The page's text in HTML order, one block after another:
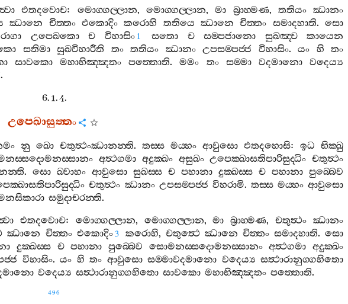
එතදවොච: මොග‍්ගල‍්ලාන,මොග‍්ගල‍්ලාන,මා බ්‍රාහ‍්මණ, තතියං ඣානං
ඣානෙ චිත‍්තං එකොදිං කරොහි තතියෙ ඣානෙ චිත‍්තං සමාදහාති.සො
උපෙඛකො ච විහාසිං 1 සතො ච සම‍්පජානො සුඛඤ‍්ච
කායෙන
සතිමා සුඛවිහාරීති තං තතියං ඣානං උපසම‍්පජ‍්ජ විහාසිං. යං හි
තං
සාවකො මහාභිඤ‍්ඤතං පත‍්තොති.මමං තං සම‍්මා වදමානො
වදෙය්‍ය
.
6. 1. 4.
උපෙඛාසුත‍්තං
නු ඛො චතුත්‍ථංඣානන‍්ති. තස‍්ස මය‍්හං ආවුසො එතදහොසි: ඉධ භික‍්ඛු
අත්‍ථගමා අදුක‍්ඛං අසුඛං උපෙක‍්ඛාසතිපාරිසුද‍්ධිං චතුත්‍ථං
. සො ඛ‍්වාහං ආවුසො සුඛස‍්ස ච පහානා දුක‍්ඛස‍්ස ච පහානා පුබ‍්බෙව
චතුත්‍ථං ඣානං උපසම‍්පජ‍්ජ විහරාමි. තස‍්ස මය‍්හං ආවුසො
සමුදාචරන‍්ති.
එතදවොච: මොග‍්ගල‍්ලාන, මොග‍්ගල‍්ලාන,මා බ්‍රාහ‍්මණ,චතුත්‍ථං ඣානං
ඣානෙ චිත‍්තං එකොදිං3 කරොහි, චතුත්‍ථෙ ඣානෙ චිත‍්තං සමාදහාති.සො
දුක‍්ඛස‍්ස ච පහානා පුබ‍්බෙව සොමනස‍්සදොමනස‍්සානං අත්‍ථගමා අදුක‍්ඛං
විහාසිං. යං හි තං ආවුසො සම‍්මාවදමානො වදෙය්‍ය සත්‍ථාරානුග‍්ගහිතො
වදෙය්‍ය සත්‍ථාරානුග‍්ගහිතො සාවකො මහාභිඤ‍්ඤතං පත‍්තොති.
496